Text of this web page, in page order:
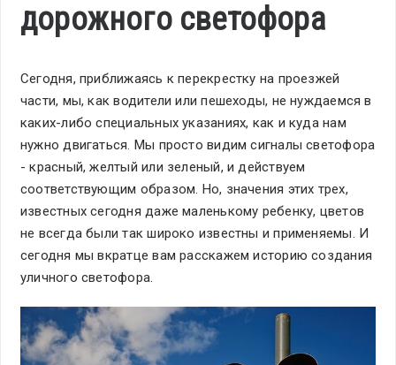
дорожного светофора
Сегодня, приближаясь к перекрестку на проезжей
части, мы, как водители или пешеходы, не нуждаемся в
каких-либо специальных указаниях, как и куда нам
нужно двигаться. Мы просто видим сигналы светофора
- красный, желтый или зеленый, и действуем
соответствующим образом. Но, значения этих трех,
известных сегодня даже маленькому ребенку, цветов
не всегда были так широко известны и применяемы. И
сегодня мы вкратце вам расскажем историю создания
уличного светофора.